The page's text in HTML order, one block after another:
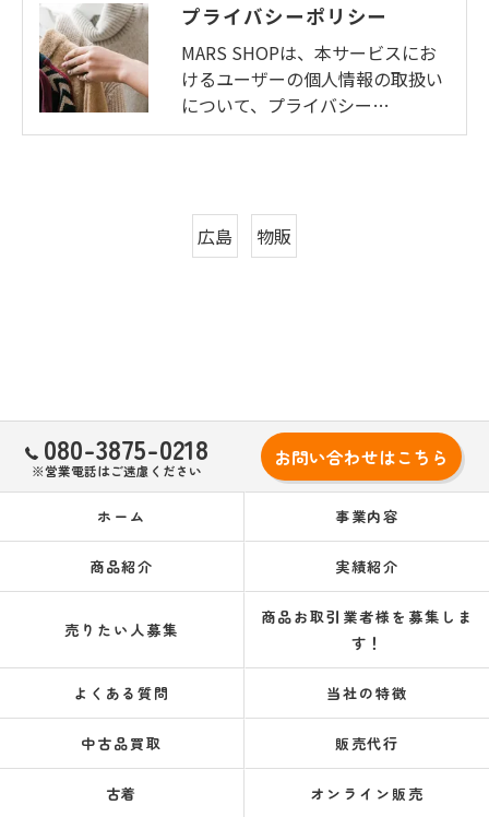
プライバシーポリシー
MARS SHOPは、本サービスにお
けるユーザーの個人情報の取扱い
について、プライバシー…
広島 物販
080-3875-0218
※営業電話はご遠慮ください
お問い合わせはこちら
ホーム 事業内容
商品紹介 実績紹介
売りたい人募集
商品お取引業者様を募集しま
す！
よくある質問 当社の特徴
中古品買取 販売代行
古着 オンライン販売